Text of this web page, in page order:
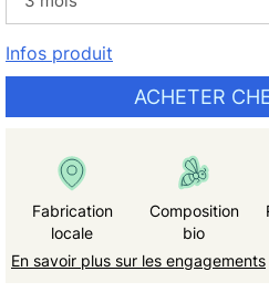
Infos produit
ACHETER
Fabrication
locale
Composition
bio
En savoir plus sur les engagements